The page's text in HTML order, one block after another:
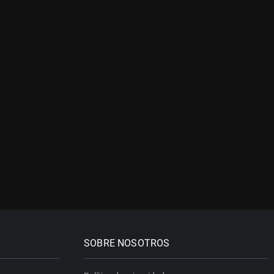
SOBRE NOSOTROS